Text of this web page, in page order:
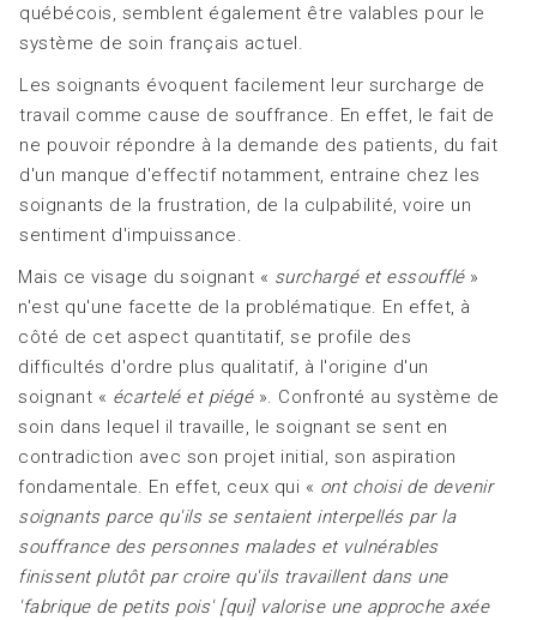
québécois, semblent également être valables pour le
système de soin français actuel.
Les soignants évoquent facilement leur surcharge de
travail comme cause de souffrance. En effet, le fait de
ne pouvoir répondre à la demande des patients, du fait
d'un manque d'effectif notamment, entraine chez les
soignants de la frustration, de la culpabilité, voire un
sentiment d'impuissance.
Mais ce visage du soignant « surchargé et essoufflé»
n'est qu'une facette de la problématique. En effet, à
côté de cet aspect quantitatif, se profile des
difficultés d'ordre plus qualitatif, à l'origine d'un
soignant « écartelé et piégé». Confronté au système de
soin dans lequel il travaille, le soignant se sent en
contradiction avec son projet initial, son aspiration
fondamentale. En effet, ceux qui « ont choisi de devenir
soignants parce qu'ils se sentaient interpellés par la
souffrance des personnes malades et vulnérables
finissent plutôt par croire qu'ils travaillent dans une
'fabrique de petits pois' [qui] valorise une approche axée